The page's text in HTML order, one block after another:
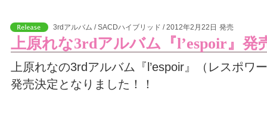
3rdアルバム / SACDハイブリッド / 2012年2月22日 発売
上原れな3rdアルバム『l’espoir』発
上原れなの3rdアルバム『l’espoir』（レスポワ
発売決定となりました！！